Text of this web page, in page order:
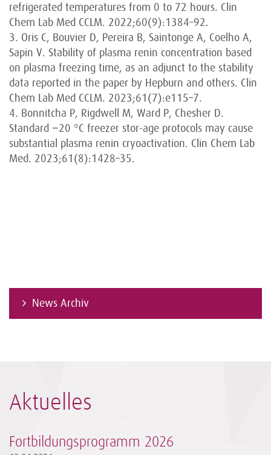
refrigerated temperatures from 0 to 72 hours. Clin
Chem Lab Med CCLM. 2022;60(9):1384–92.
3. Oris C, Bouvier D, Pereira B, Saintonge A, Coelho A,
Sapin V. Stability of plasma renin concentration based
on plasma freezing time, as an adjunct to the stability
data reported in the paper by Hepburn and others. Clin
Chem Lab Med CCLM. 2023;61(7):e115–7.
4. Bonnitcha P, Rigdwell M, Ward P, Chesher D.
Standard −20 °C freezer stor-age protocols may cause
substantial plasma renin cryoactivation. Clin Chem Lab
Med. 2023;61(8):1428–35.
News Archiv
Aktuelles
Fortbildungsprogramm 2026